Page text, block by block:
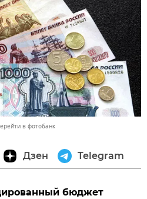
в фотобанк
Дзен Telegram
бюджет